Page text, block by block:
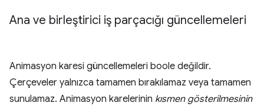
Ana ve birleştirici iş parçacığı güncellemeleri
Animasyon karesi güncellemeleri boole değildir.
Çerçeveler yalnızca tamamen bırakılamaz veya tamamen
sunulamaz. Animasyon karelerinin kısmen gösterilmesinin